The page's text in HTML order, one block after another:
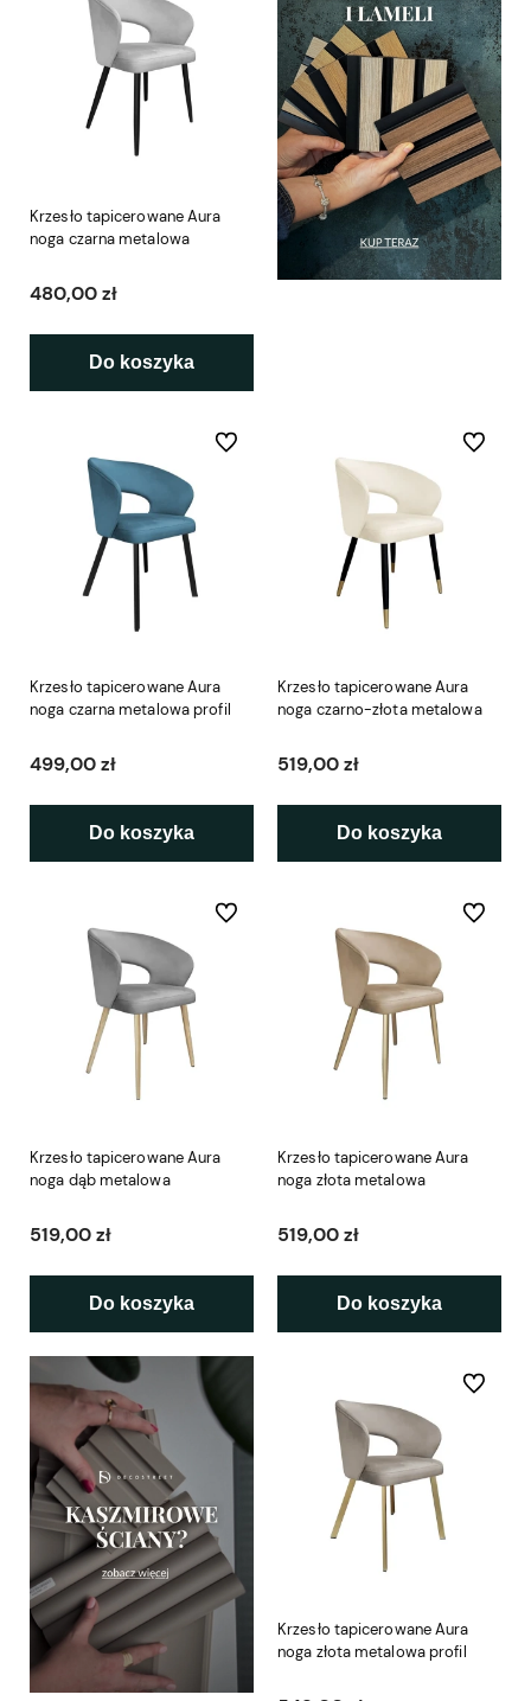
Krzesło tapicerowane Aura
noga czarna metalowa
480,00 zł
Do koszyka
Krzesło tapicerowane Aura
noga czarna metalowa profil
499,00 zł
Do koszyka
Do ulubionych
Krzesło tapicerowane Aura
noga czarno-złota metalowa
519,00 zł
Do koszyka
Do
Krzesło tapicerowane Aura
noga dąb metalowa
519,00 zł
Do koszyka
Do ulubionych
Krzesło tapicerowane Aura
noga złota metalowa
519,00 zł
Do koszyka
Do
Krzesło tapicerowane Aura
noga złota metalowa profil
Do